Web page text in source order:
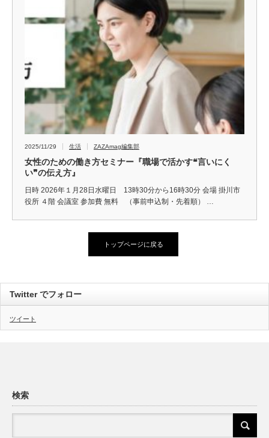
2025/11/29 生活 ZAZAmag編集部
女性のための働き方セミナー『職場で活かす❝言いにく
い❞の伝え方』
日時 2026年１月28日水曜日 13時30分から16時30分 会場 掛川市
役所 ４階 会議室 参加費 無料 （事前申込制・先着順） …
トップページに戻る
Twitter でフォロー
ツイート
検索